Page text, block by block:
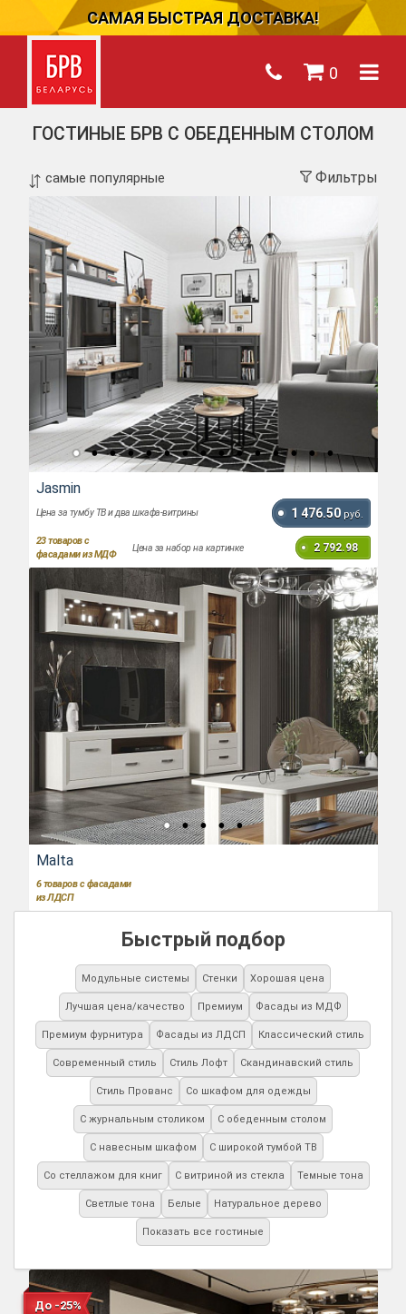
САМАЯ БЫСТРАЯ ДОСТАВКА!
0
ГОСТИНЫЕ БРВ С ОБЕДЕННЫМ СТОЛОМ
Фильтры
Jasmin
Цена за тумбу ТВ и два шкафа-витрины 1 476.50 руб.
23товаров с
фасадами из МДФ
Цена за набор на картинке 2 792.98
Malta
6 товаров с фасадами
из ЛДСП
Быстрый подбор
Модульные системы Стенки Хорошая цена
Лучшая цена/качество Премиум Фасады из МДФ
Премиум фурнитура Фасады из ЛДСП Классический стиль
Современный стиль Стиль Лофт Скандинавский стиль
Стиль Прованс Со шкафом для одежды
С журнальным столиком С обеденным столом
С навесным шкафом С широкой тумбой ТВ
Со стеллажом для книг С витриной из стекла Темные тона
Светлые тона Белые Натуральное дерево
Показать все гостиные
До -25%